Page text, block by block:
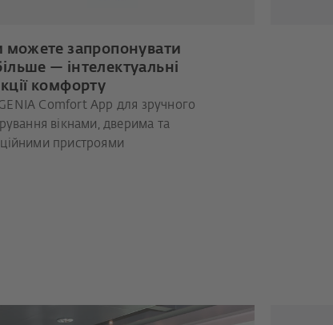
можете запропонувати
— інтелектуальні
комфорту
Comfort App для зручного
вікнами, дверима та
пристроями